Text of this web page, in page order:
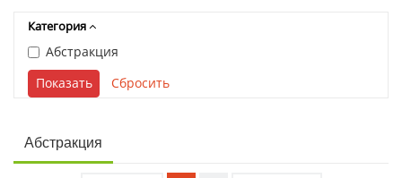
Категория
Абстракция
Абстракция